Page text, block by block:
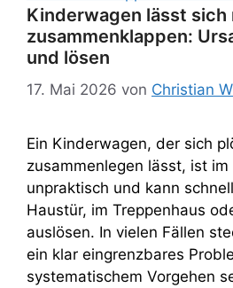
Kinderwagen lässt sich
zusammenklappen:
und lösen
17. Mai 2026 von Christian
Ein Kinderwagen, der sich
zusammenlegen lässt, ist
unpraktisch und kann
Haustür, im Treppenhaus
auslösen. In vielen Fällen
ein klar eingrenzbares
systematischem Vorgehen